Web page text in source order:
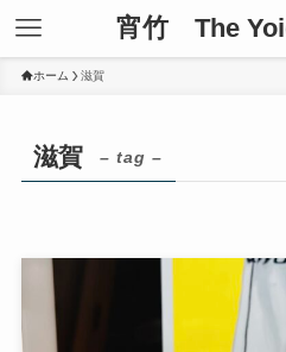
宵竹 The
ホーム 滋賀
滋賀 – tag –